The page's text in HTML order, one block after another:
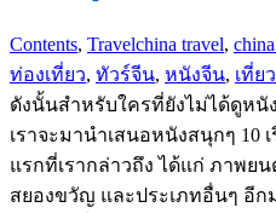
Contents, Travelchina travel,
ท่องเที่ยว, ทัวร์จีน, หนังจีน, เที่ย
ดังนั้นสำหรับใครที่ยังไม่ได้ดูห
เราจะมานำเสนอหนังสนุกๆ 10
แรกที่เรากล่าวถึง ได้แก่ ภาพย
สยองขวัญ และประเภทอื่นๆ อีก